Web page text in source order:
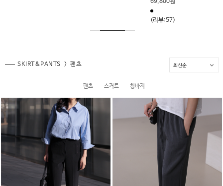
SKIRT&PANTS 팬츠
팬츠 스커트 청바지